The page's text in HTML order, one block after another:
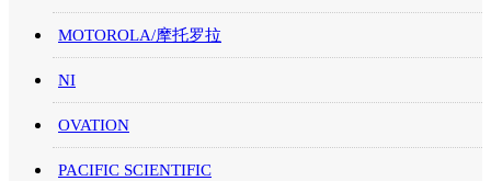
MOTOROLA/摩托罗拉
NI
OVATION
PACIFIC SCIENTIFIC